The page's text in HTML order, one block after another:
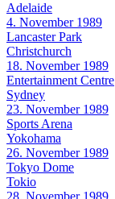
Adelaide
4. November 1989
Lancaster Park
Christchurch
18. November 1989
Entertainment Centre
Sydney
23. November 1989
Sports Arena
Yokohama
26. November 1989
Tokyo Dome
Tokio
28. November 1989